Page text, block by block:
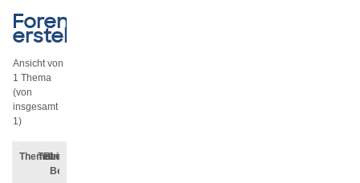
Forenthemen
erstellt
Ansicht von
1 Thema
(von
insgesamt
1)
ThemaTeilnehmer
Beiträge
Letzter
Beitrag